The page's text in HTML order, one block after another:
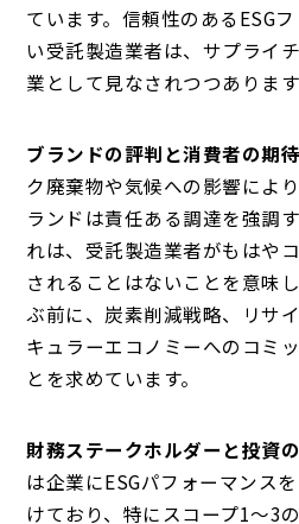
ています。信頼性のあるESG
い受託製造業者は、サプライ
業として見なされつつあります
ブランドの評判と消費者の期
ク廃棄物や気候への影響によ
ランドは責任ある調達を強調
れは、受託製造業者がもはや
されることはないことを意味
ぶ前に、炭素削減戦略、リサ
キュラーエコノミーへのコミ
とを求めています。
財務ステークホルダーと投資
は企業にESGパフォーマンス
けており、特にスコープ1～3